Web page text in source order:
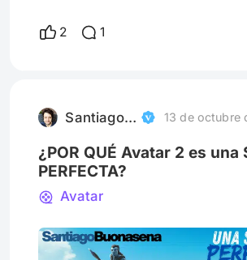
ecosistema equilibrado y una
alimenticia saludable que les
para invadirlo, explotar s
2 1
Santiago Buonasena 13 de octubre
¿POR QUÉ Avatar 2 es una
PERFECTA?
Avatar